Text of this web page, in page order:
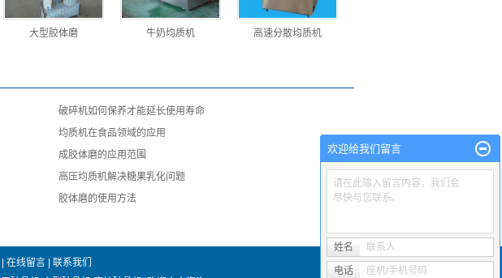
大型胶体磨 牛奶均质机 高速分散均质机
破碎机如何保养才能延长使用寿命
均质机在食品领域的应用
成胶体磨的应用范围
高压均质机解决糖果乳化问题
胶体磨的使用方法
| 在线留言 | 联系我们
欢迎给我们留言
请在此输入留言内容，我们会
尽快与您联系。
姓名 联系人
电话 座机/手机号码